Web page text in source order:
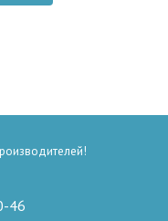
46